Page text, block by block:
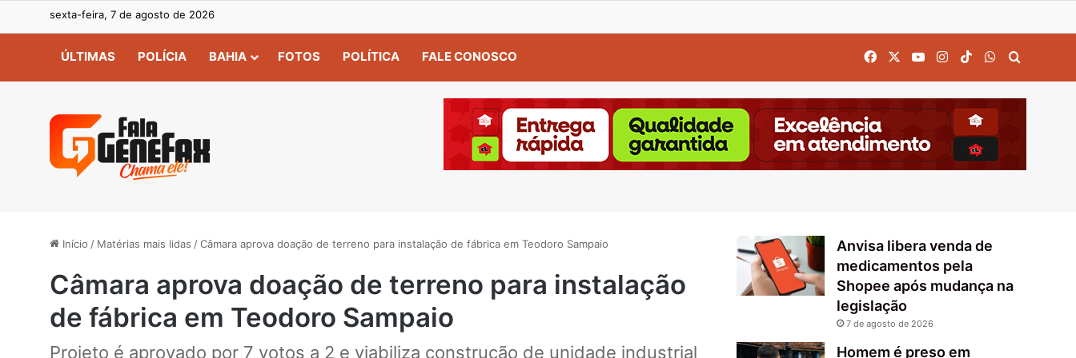
sexta-feira, 7 de agosto de 2026
ÚLTIMAS POLÍCIA BAHIA FOTOS POLÍTICA FALE CONOSCO FacebookYouTubeInstagram
TikTokWhatsApp
Início / Matérias mais lidas /Câmara aprova doação de terreno para instalação de fábrica em Teodoro Sampaio
Câmara aprova doação de terreno para instalação
de fábrica em Teodoro Sampaio
Projeto é aprovado por 7 votos a 2 e viabiliza construção de unidade industrial
Anvisa libera venda de
medicamentos pela
Shopee após mudança na
legislação
7 de agosto de 2026
Homem é preso em